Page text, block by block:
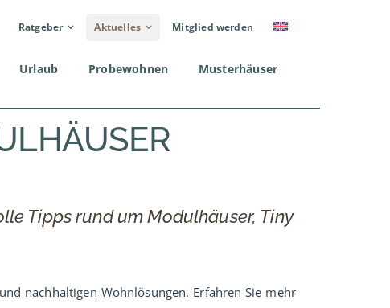
Ratgeber Aktuelles Mitglied werden
Urlaub Probewohnen Musterhäuser
Tipps rund um Modulhäuser, Tiny
nachhaltigen Wohnlösungen. Erfahren Sie mehr